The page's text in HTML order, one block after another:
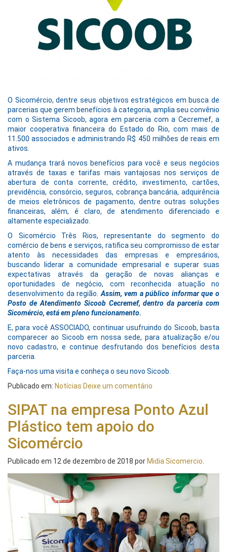
O Sicomércio, dentre seus objetivos estratégicos em busca de
parcerias que gerem benefícios à categoria, amplia seu convênio
com o Sistema Sicoob, agora em parceria com a Cecremef, a
maior cooperativa financeira do Estado do Rio, com mais de
11.500 associados e administrando R$ 450 milhões de reais em
ativos.
A mudança trará novos benefícios para você e seus negócios
através de taxas e tarifas mais vantajosas nos serviços de
abertura de conta corrente, crédito, investimento, cartões,
previdência, consórcio, seguros, cobrança bancária, adquirência
de meios eletrônicos de pagamento, dentre outras soluções
financeiras, além, é claro, de atendimento diferenciado e
altamente especializado.
O Sicomércio Três Rios, representante do segmento do
comércio de bens e serviços, ratifica seu compromisso de estar
atento às necessidades das empresas e empresários,
buscando liderar a comunidade empresarial e superar suas
expectativas através da geração de novas alianças e
oportunidades de negócio, com reconhecida atuação no
desenvolvimento da região.Assim, vem a público informar que o
Posto de Atendimento Sicoob Cecremef, dentro da parceria com
Sicomércio, está em pleno funcionamento.
E, para você ASSOCIADO, continuar usufruindo do Sicoob, basta
comparecer ao Sicoob em nossa sede, para atualização e/ou
novo cadastro, e continue desfrutando dos benefícios desta
parceria.
Faça-nos uma visita e conheça o seu novo Sicoob.
Publicado em: Notícias Deixe um comentário
SIPAT na empresa Ponto Azul
Plástico tem apoio do
Sicomércio
Publicado em 12 de dezembro de 2018 por Midia Sicomercio.